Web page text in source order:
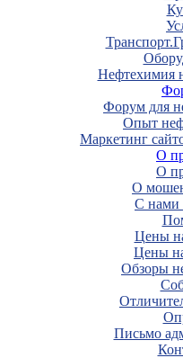
Нефтехимия
Форум для
Опыт
Маркетинг
О
О
О
С нами
Цены
Цены
Обзоры
Письмо